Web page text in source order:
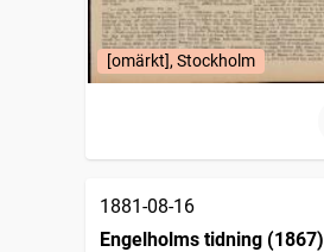
[omärkt], Stockholm
1881-08-16
Engelholms tidning (1867)